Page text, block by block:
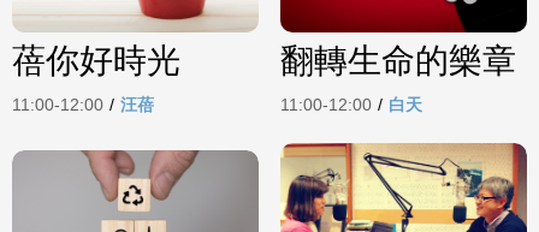
蓓你好時光
11:00-12:00 / 汪蓓
翻轉生命的樂章
11:00-12:00 / 白天